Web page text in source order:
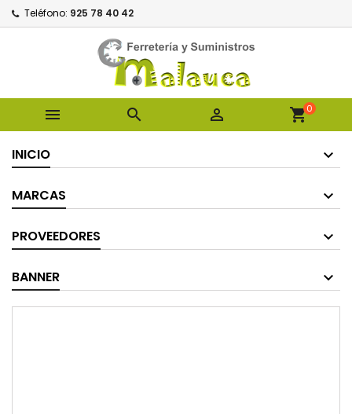
Teléfono: 925 78 40 42
   shopping_cart0
INICIO
MARCAS
PROVEEDORES
BANNER